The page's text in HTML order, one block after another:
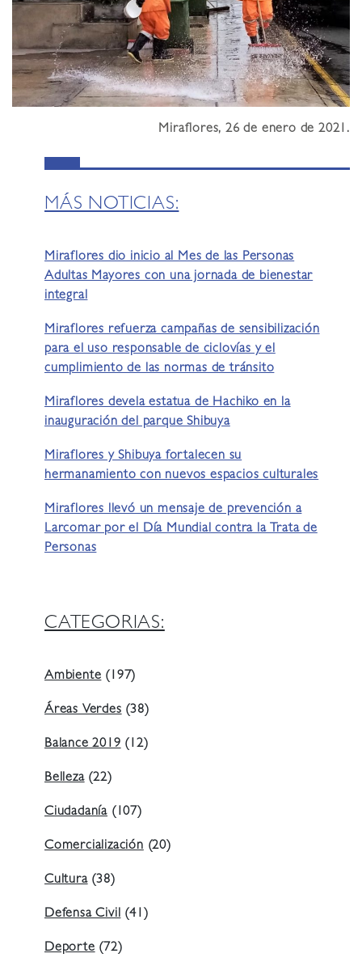
Miraflores, 26 de enero de 2021.
MÁS NOTICIAS:
Miraflores dio inicio al Mes de las Personas
Adultas Mayores con una jornada de bienestar
integral
Miraflores refuerza campañas de sensibilización
para el uso responsable de ciclovías y el
cumplimiento de las normas de tránsito
Miraflores devela estatua de Hachiko en la
inauguración del parque Shibuya
Miraflores y Shibuya fortalecen su
hermanamiento con nuevos espacios culturales
Miraflores llevó un mensaje de prevención a
Larcomar por el Día Mundial contra la Trata de
Personas
CATEGORIAS:
Ambiente (197)
Áreas Verdes (38)
Balance 2019 (12)
Belleza(22)
Ciudadanía (107)
Comercialización (20)
Cultura(38)
Defensa Civil (41)
Deporte (72)